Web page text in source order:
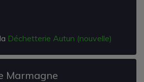
Déchetterie Autun (nouvelle)
Marmagne